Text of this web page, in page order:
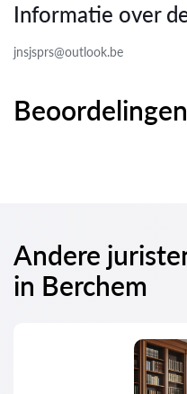
Informatie over
jnsjsprs@outlook.be
Beoordelingen
Andere
in Berchem